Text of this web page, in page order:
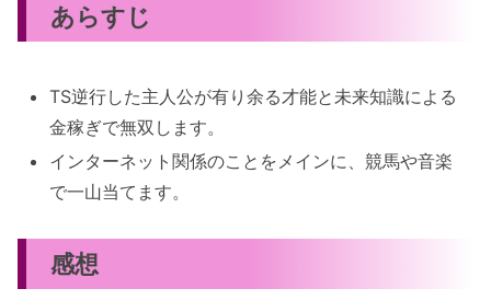
あらすじ
TS逆行した主人公が有り余る才能と未来知識による
金稼ぎで無双します。
インターネット関係のことをメインに、競馬や音楽
で一山当てます。
感想